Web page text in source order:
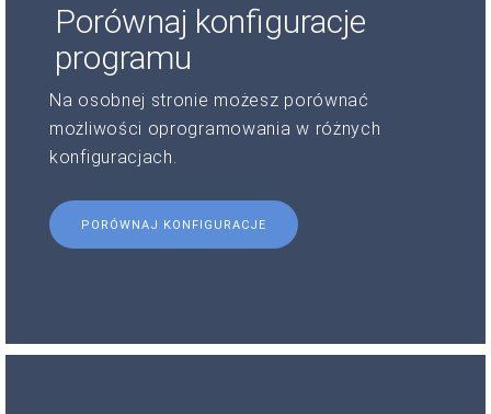
Porównaj konfiguracje
programu
Na osobnej stronie możesz porównać
możliwości oprogramowania w różnych
konfiguracjach.
PORÓWNAJ KONFIGURACJE